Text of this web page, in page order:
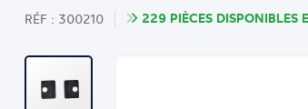
RÉF : 300210 229 PIÈCES DISPONIBLES